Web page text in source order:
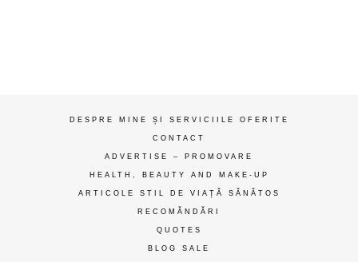
DESPRE MINE ȘI SERVICIILE OFERITE
CONTACT
ADVERTISE – PROMOVARE
HEALTH, BEAUTY AND MAKE-UP
ARTICOLE STIL DE VIAȚĂ SĂNĂTOS
RECOMĂNDĂRI
QUOTES
BLOG SALE